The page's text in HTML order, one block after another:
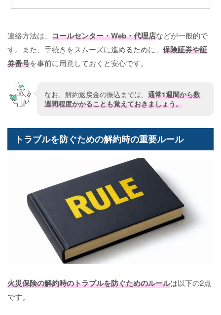
連絡方法は、 コールセンター・Web・代理店などが一般的で
す。また、手続きをスムーズに進めるために、 保険証券や証
券番号を事前に用意しておくと安心です。
なお、解約返戻金の振込までは、 通常1週間から数
週間程度かかることも覚えておきましょう。
トラブルを防ぐための解約時の重要ルール
火災保険の解約時のトラブルを防ぐためのルールは以下の2点
です。